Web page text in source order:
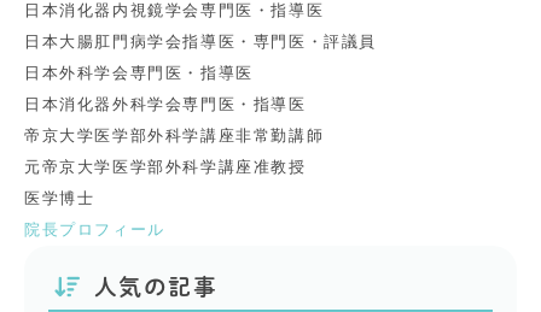
日本消化器内視鏡学会専門医・指導医
日本大腸肛門病学会指導医・専門医・評議員
日本外科学会専門医・指導医
日本消化器外科学会専門医・指導医
帝京大学医学部外科学講座非常勤講師
元帝京大学医学部外科学講座准教授
医学博士
院長プロフィール
人気の記事